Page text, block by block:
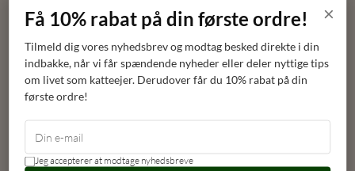
×
Få 10% rabat på din første ordre!
Tilmeld dig vores nyhedsbrev og modtag besked direkte i din
indbakke, når vi får spændende nyheder eller deler nyttige tips
om livet som katteejer. Derudover får du 10% rabat på din
første ordre!
Jeg accepterer at modtage nyhedsbreve